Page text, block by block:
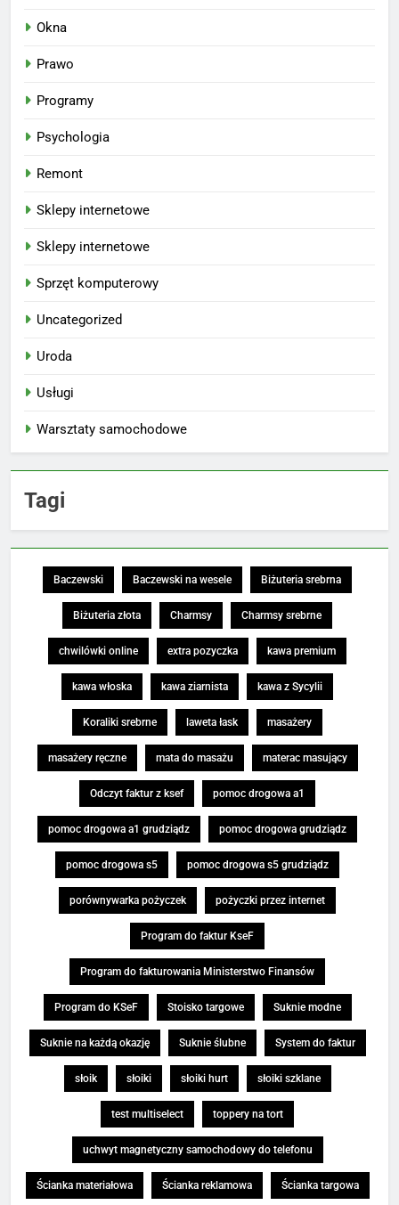
Okna
Prawo
Programy
Psychologia
Remont
Sklepy internetowe
Sklepy internetowe
Sprzęt komputerowy
Uncategorized
Uroda
Usługi
Warsztaty samochodowe
Tagi
Baczewski Baczewski na wesele Biżuteria srebrna
Biżuteria złota Charmsy Charmsy srebrne
chwilówki online extra pozyczka kawa premium
kawa włoska kawa ziarnista kawa z Sycylii
Koraliki srebrne laweta łask masażery
masażery ręczne mata do masażu materac masujący
Odczyt faktur z ksef pomoc drogowa a1
pomoc drogowa a1 grudziądz pomoc drogowa grudziądz
pomoc drogowa s5 pomoc drogowa s5 grudziądz
porównywarka pożyczek pożyczki przez internet
Program do faktur KseF
Program do fakturowania Ministerstwo Finansów
Program do KSeF Stoisko targowe Suknie modne
Suknie na każdą okazję Suknie ślubne System do faktur
słoik słoiki słoiki hurt słoiki szklane
test multiselect toppery na tort
uchwyt magnetyczny samochodowy do telefonu
Ścianka materiałowa Ścianka reklamowa Ścianka targowa